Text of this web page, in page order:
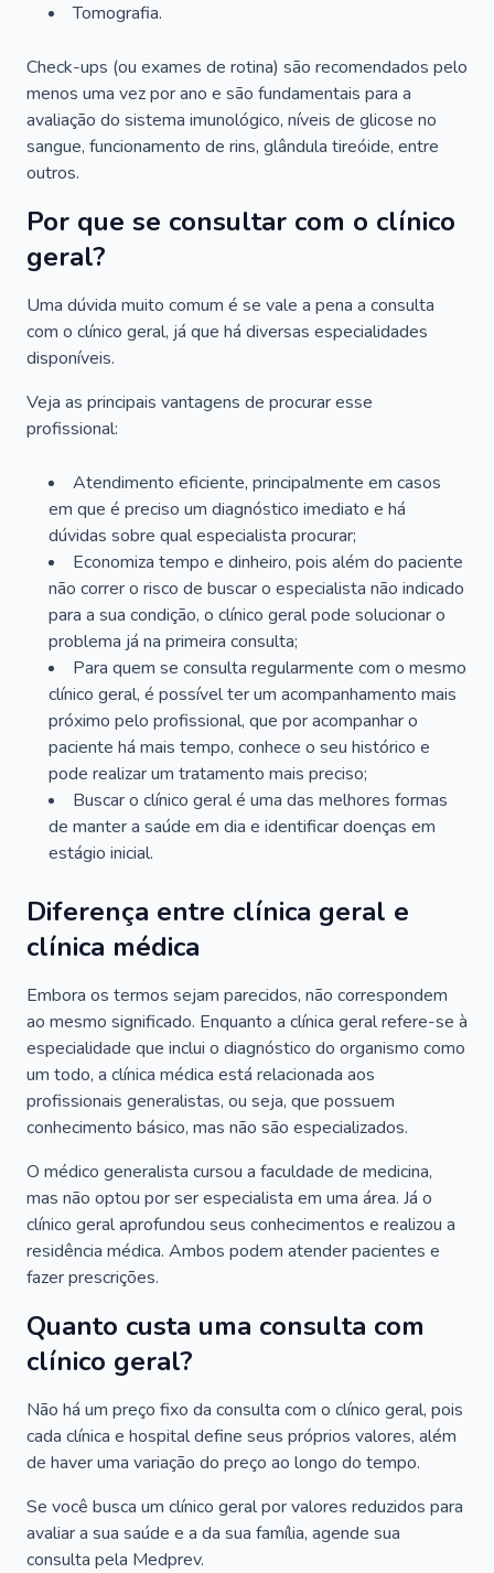
Tomografia.
Check-ups (ou exames de rotina) são recomendados pelo
menos uma vez por ano e são fundamentais para a
avaliação do sistema imunológico, níveis de glicose no
sangue, funcionamento de rins, glândula tireóide, entre
outros.
Por que se consultar com o clínico
geral?
Uma dúvida muito comum é se vale a pena a consulta
com o clínico geral, já que há diversas especialidades
disponíveis.
Veja as principais vantagens de procurar esse
profissional:
Atendimento eficiente, principalmente em casos
em que é preciso um diagnóstico imediato e há
dúvidas sobre qual especialista procurar;
Economiza tempo e dinheiro, pois além do paciente
não correr o risco de buscar o especialista não indicado
para a sua condição, o clínico geral pode solucionar o
problema já na primeira consulta;
Para quem se consulta regularmente com o mesmo
clínico geral, é possível ter um acompanhamento mais
próximo pelo profissional, que por acompanhar o
paciente há mais tempo, conhece o seu histórico e
pode realizar um tratamento mais preciso;
Buscar o clínico geral é uma das melhores formas
de manter a saúde em dia e identificar doenças em
estágio inicial.
Diferença entre clínica geral e
clínica médica
Embora os termos sejam parecidos, não correspondem
ao mesmo significado. Enquanto a clínica geral refere-se à
especialidade que inclui o diagnóstico do organismo como
um todo, a clínica médica está relacionada aos
profissionais generalistas, ou seja, que possuem
conhecimento básico, mas não são especializados.
O médico generalista cursou a faculdade de medicina,
mas não optou por ser especialista em uma área. Já o
clínico geral aprofundou seus conhecimentos e realizou a
residência médica. Ambos podem atender pacientes e
fazer prescrições.
Quanto custa uma consulta com
clínico geral?
Não há um preço fixo da consulta com o clínico geral, pois
cada clínica e hospital define seus próprios valores, além
de haver uma variação do preço ao longo do tempo.
Se você busca um clínico geral por valores reduzidos para
avaliar a sua saúde e a da sua família, agende sua
consulta pela Medprev.